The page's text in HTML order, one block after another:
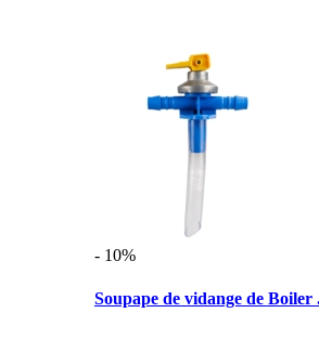
- 10%
Soupape de vidange de Boiler